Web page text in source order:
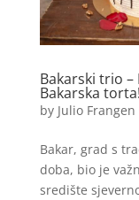
Bakarski trio –
Bakarska torta!
by Julio Frangen
Bakar, grad s
doba, bio je
središte